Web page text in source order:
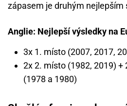
zápasem je druhým nejlepším
Anglie: Nejlepší výsledky na
3x 1. místo (2007, 2017,
2x 2. místo (1982, 2019) +
(1978 a 1980)